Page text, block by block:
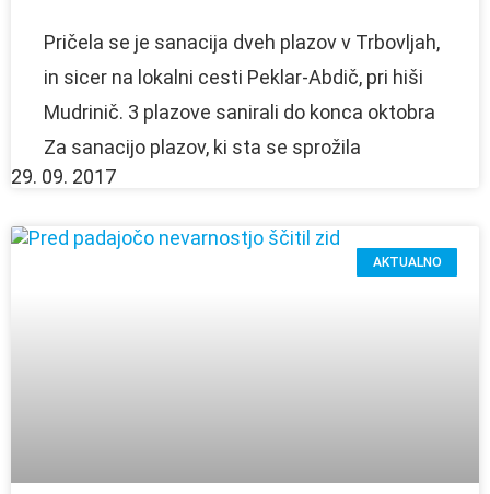
Pričela se je sanacija dveh plazov v Trbovljah,
in sicer na lokalni cesti Peklar-Abdič, pri hiši
Mudrinič. 3 plazove sanirali do konca oktobra
Za sanacijo plazov, ki sta se sprožila
29. 09. 2017
AKTUALNO